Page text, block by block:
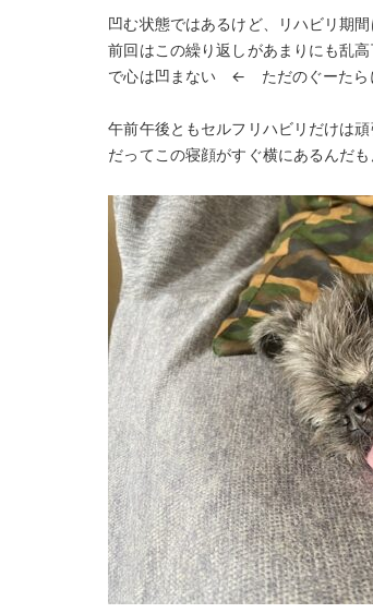
凹む状態ではあるけど、リハビリ期
前回はこの繰り返しがあまりにも乱
で心は凹まない ← ただのぐーたら
午前午後ともセルフリハビリだけは頑
だってこの寝顔がすぐ横にあるんだも